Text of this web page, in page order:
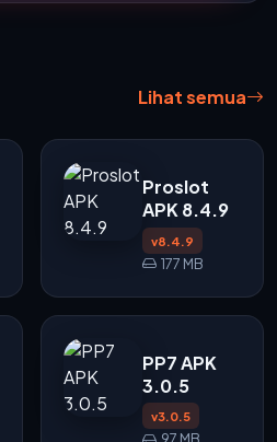
Lihat semua
Proslot
APK 8.4.9
v8.4.9
177 MB
PP7 APK
3.0.5
v3.0.5